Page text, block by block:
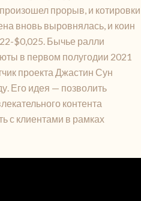
прорыв, и котировки
вновь выровнялась, и коин
$0,025. Бычье ралли
в первом полугодии 2021
проекта Джастин Сун
Его идея — позволить
контента
с клиентами в рамках